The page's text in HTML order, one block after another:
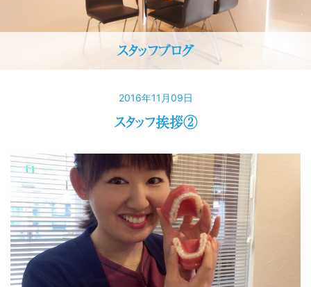
スタッフブログ
2016年11月09日
スタッフ挨拶②